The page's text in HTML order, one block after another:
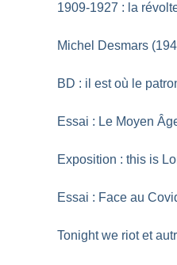
1909-1927 : la
Michel Desmars
BD : il est où le
Essai : Le Moyen
Exposition : this is
Essai : Face au
Tonight we riot et